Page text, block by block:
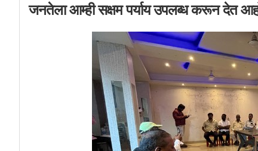
जनतेला आम्ही सक्षम पर्याय उपलब्ध करून देत